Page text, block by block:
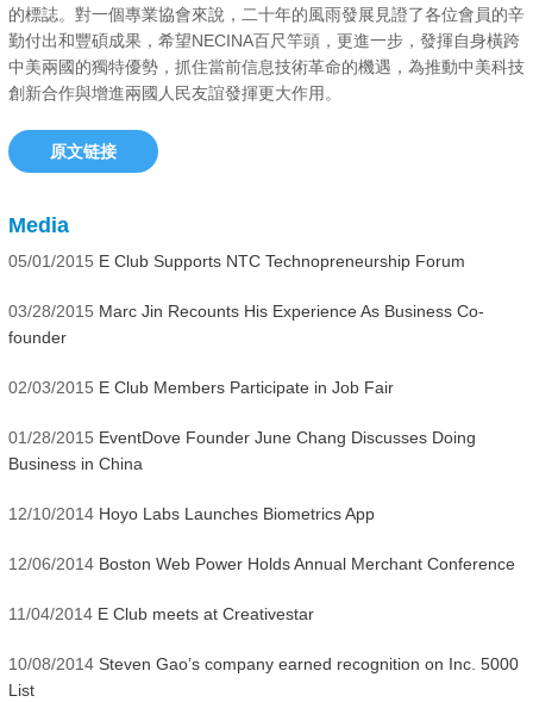
的標誌。對一個專業協會來說，二十年的風雨發展見證了各位會員的辛
勤付出和豐碩成果，希望NECINA百尺竿頭，更進一步，發揮自身橫跨
中美兩國的獨特優勢，抓住當前信息技術革命的機遇，為推動中美科技
創新合作與增進兩國人民友誼發揮更大作用。
原文链接
Media
05/01/2015 E Club Supports NTC Technopreneurship Forum
03/28/2015 Marc Jin Recounts His Experience As Business Co-
founder
02/03/2015 E Club Members Participate in Job Fair
01/28/2015 EventDove Founder June Chang Discusses Doing
Business in China
12/10/2014 Hoyo Labs Launches Biometrics App
12/06/2014 Boston Web Power Holds Annual Merchant Conference
11/04/2014 E Club meets at Creativestar
10/08/2014 Steven Gao’s company earned recognition on Inc. 5000
List